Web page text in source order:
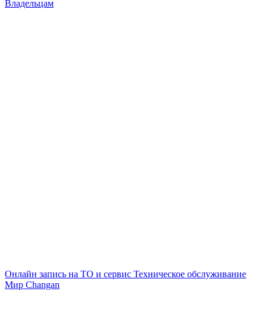
Владельцам
Онлайн запись на ТО и сервис Техническое обслуживание
Мир Changan